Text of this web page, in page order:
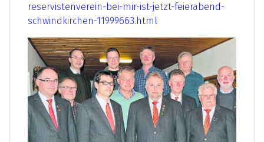
reservistenverein-bei-mir-ist-jetzt-feierabend-
schwindkirchen-11999663.html